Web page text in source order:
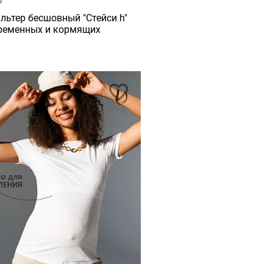
бесшовный "Стейси h"
и кормящих